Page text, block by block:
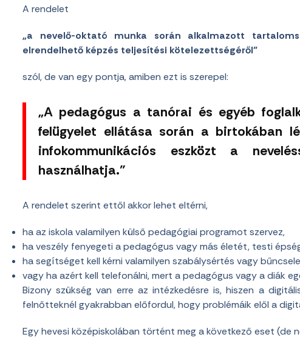
A rendelet
„a nevelő-oktató munka során alkalmazott
elrendelhető képzés teljesítési kötelezettségéről”
szól, de van egy pontja, amiben ezt is szerepel:
„A pedagógus a tanórai és egyéb
felügyelet ellátása során a birtokában
infokommunikációs eszközt a
használhatja.”
A rendelet szerint ettől akkor lehet eltérni,
ha az iskola valamilyen külső pedagógiai programot szervez,
ha veszély fenyegeti a pedagógus vagy más életét, testi
ha segítséget kell kérni valamilyen szabálysértés vagy
vagy ha azért kell telefonálni, mert a pedagógus vagy a diák
Bizony szükség van erre az intézkedésre is, hiszen a
felnőtteknél gyakrabban előfordul, hogy problémáik elől a
Egy hevesi középiskolában történt meg a következő eset (de